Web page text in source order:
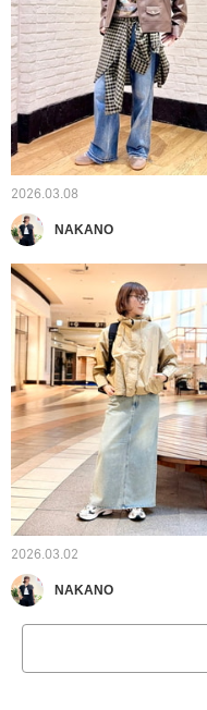
2026.03.08
NAKANO
2026.03.02
NAKANO